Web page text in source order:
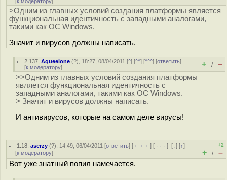
>Одним из главных условий создания платформы является
функциональная идентичность с западными аналогами,
такими как ОС Windows.
Значит и вирусов должны написать.
2.137 ,Aqueelone (?), 18:27, 08/04/2011 [^] [^^] [^^^] [ответить]
[к модератору] + / –
>>Одним из главных условий создания платформы
является функциональная идентичность с
западными аналогами, такими как ОС Windows.
> Значит и вирусов должны написать.
И антивирусов, которые на самом деле вирусы!
1.18 ,ascrzy (?), 14:49, 06/04/2011 [ответить] [ ﹢﹢﹢] [ · · ·][↓] [↑]
[к модератору]
+2
+ / –
Вот уже знатный попил намечается.